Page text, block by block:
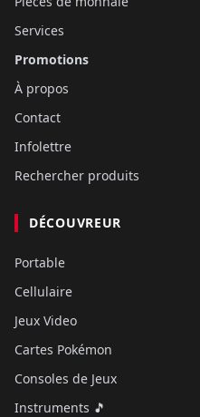
Services
Promotions
À propos
Contact
Infolettre
Rechercher produits
DÉCOUVREUR
Portable
Cellulaire
Jeux Video
Cartes Pokémon
Consoles de Jeux
Instruments 🎵